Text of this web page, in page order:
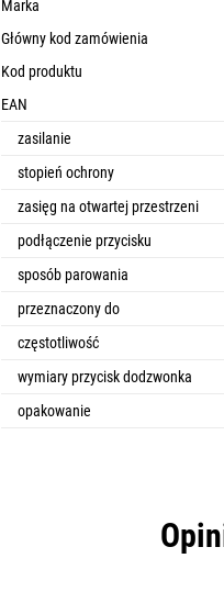
Marka
Główny kod zamówienia
Kod produktu
EAN
zasilanie
stopień ochrony
zasięg na otwartej przestrzeni
podłączenie przycisku
sposób parowania
przeznaczony do
częstotliwość
wymiary przycisk dodzwonka
opakowanie